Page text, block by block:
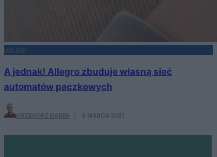
USŁUGI
A jednak! Allegro zbuduje własną sieć
automatów paczkowych
GRZEGORZ DĄBEK 3 MARCA 2021